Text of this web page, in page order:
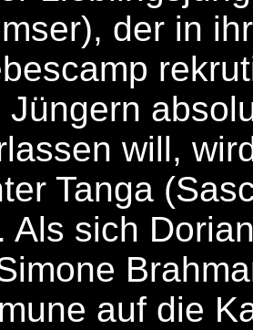
der in
will,
Tanga
Als sich
auf die